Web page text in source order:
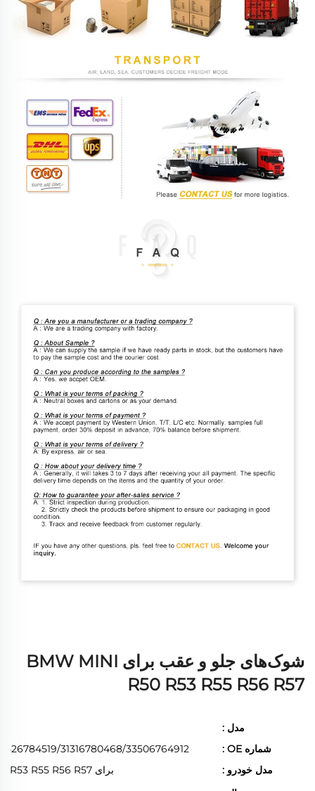
شوک‌های جلو و عقب برای BMW MINI
R50 R53 R55 R56 R57
مدل :
شماره OE :
31316780468/33506764912
مدل خودرو :
برای BMW MINI R50 R53 R55 R56 R57